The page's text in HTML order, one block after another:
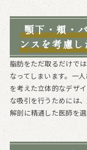
顎下・頬・
ンスを考慮
脂肪をただ取るだけで
なってしまいます。一
を考えた立体的なデザ
な吸引を行うためには
解剖に精通した医師を